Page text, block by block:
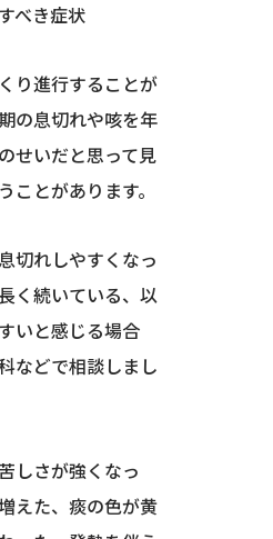
べき症状
り進行することが
の息切れや咳を年
せいだと思って見
ことがあります。
切れしやすくなっ
く続いている、以
いと感じる場合
などで相談しまし
しさが強くなっ
えた、痰の色が黄